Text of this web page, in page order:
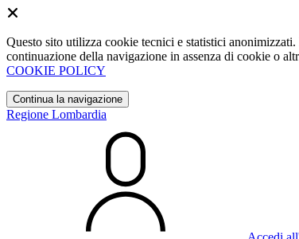
Questo sito utilizza cookie tecnici e statistici
continuazione della navigazione in assenza di cookie o
COOKIE POLICY
Continua la navigazione
Regione Lombardia